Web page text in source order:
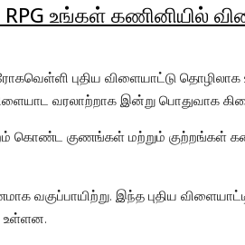
RPG உங்கள் கணினியில்
புதிய விளையாட்டு
வரலாற்றாக இன்று பொதுவாக
கொண்ட குணங்கள் மற்றும் குற்றங்கள்
வகுப்பாயிற்று. இந்த புதிய
உள்ளன.